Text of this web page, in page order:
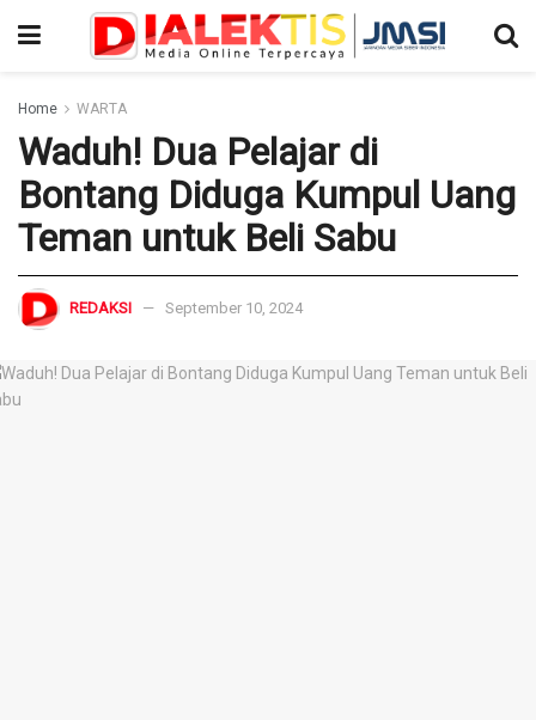
Home WARTA
Waduh! Dua Pelajar di
Bontang Diduga Kumpul Uang
Teman untuk Beli Sabu
REDAKSI September 10, 2024